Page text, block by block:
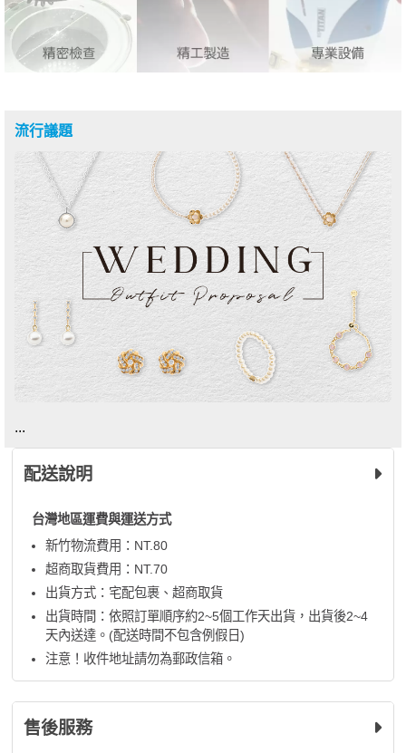
流行議題
...
配送說明
台灣地區運費與運送方式
新竹物流費用：NT.80
超商取貨費用：NT.70
出貨方式：宅配包裹、超商取貨
出貨時間：依照訂單順序約2~5個工作天出貨，出貨後2~4
天內送達。(配送時間不包含例假日)
注意！收件地址請勿為郵政信箱。
售後服務